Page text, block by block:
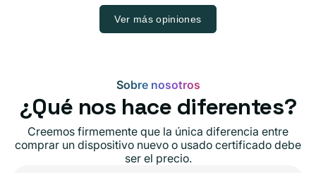
Ver más opiniones
Sobre nosotros
¿Qué nos hace diferentes?
Creemos firmemente que la única diferencia entre
comprar un dispositivo nuevo o usado certificado debe
ser el precio.